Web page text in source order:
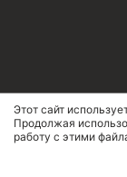
Этот сайт
Продолжая
работу с этими